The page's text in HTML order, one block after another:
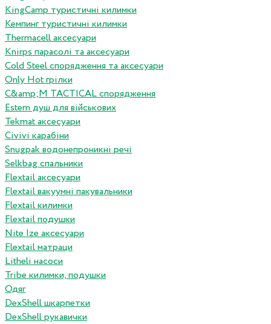
KingCamp туристичні килимки
Кемпинг туристичні килимки
Thermacell аксесуари
Knirps парасолі та аксесуари
Cold Steel спорядження та аксесуари
Only Hot грілки
C&amp;M TACTICAL спорядження
Estem душ для військових
Tekmat аксесуари
Сivivi карабіни
Snugpak водонепроникні речі
Selkbag спальники
Flextail аксесуари
Flextail вакуумні пакувальники
Flextail килимки
Flextail подушки
Nite Ize аксесуари
Flextail матраци
Litheli насоси
Tribe килимки, подушки
Одяг
DexShell шкарпетки
DexShell рукавички